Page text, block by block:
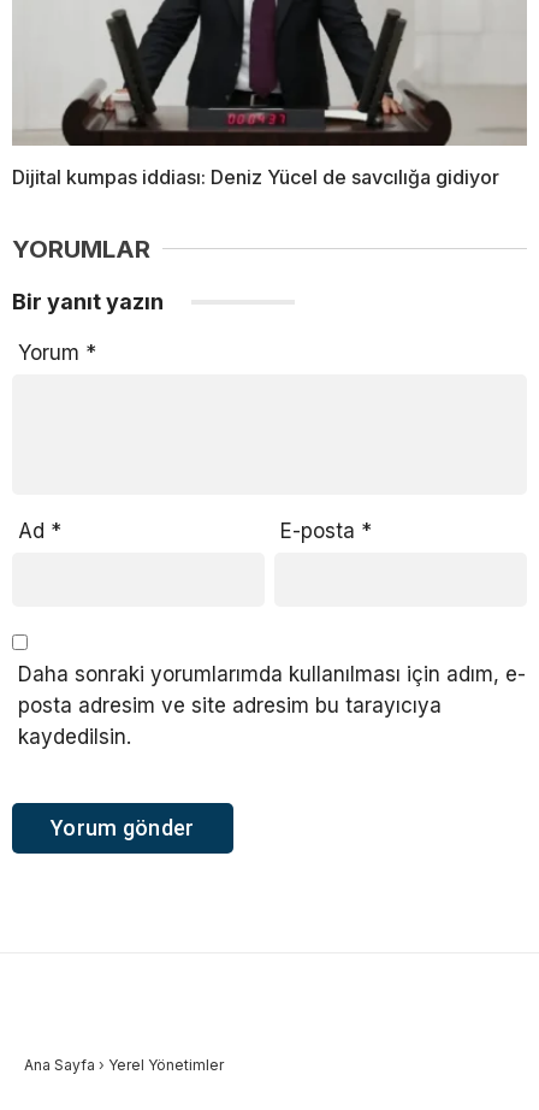
Dijital kumpas iddiası: Deniz Yücel de savcılığa gidiyor
YORUMLAR
Bir yanıt yazın
Yorum *
Ad * E-posta *
Daha sonraki yorumlarımda kullanılması için adım, e-
posta adresim ve site adresim bu tarayıcıya
kaydedilsin.
Ana Sayfa › Yerel Yönetimler